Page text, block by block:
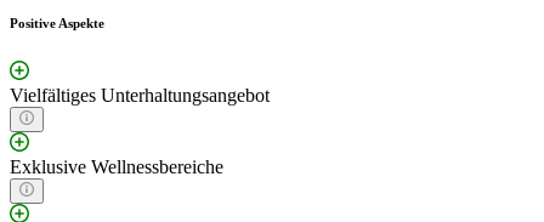
Positive Aspekte
Vielfältiges Unterhaltungsangebot
Exklusive Wellnessbereiche